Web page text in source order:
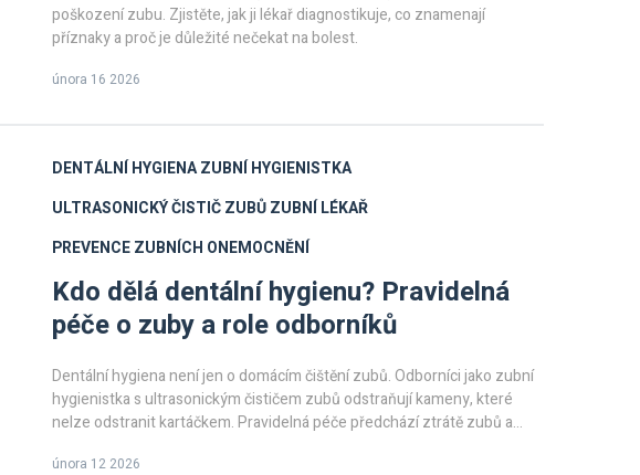
poškození zubu. Zjistěte, jak ji lékař diagnostikuje, co znamenají
příznaky a proč je důležité nečekat na bolest.
února 16 2026
DENTÁLNÍ HYGIENAZUBNÍ HYGIENISTKA
ULTRASONICKÝ ČISTIČ ZUBŮZUBNÍ LÉKAŘ
PREVENCE ZUBNÍCH ONEMOCNĚNÍ
Kdo dělá dentální hygienu? Pravidelná
péče o zuby a role odborníků
Dentální hygiena není jen o domácím čištění zubů. Odborníci jako zubní
hygienistka s ultrasonickým čističem zubů odstraňují kameny, které
nelze odstranit kartáčkem. Pravidelná péče předchází ztrátě zubů a
února 12 2026